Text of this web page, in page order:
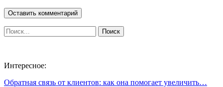
Интересное:
Обратная связь от клиентов: как она помогает увеличить…